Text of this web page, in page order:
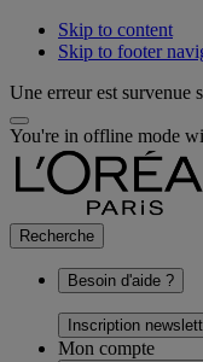
Skip to content
Skip to footer
Une erreur est survenue
You're in offline mode
Recherche
Besoin d'aide ?
Inscription
Mon compte